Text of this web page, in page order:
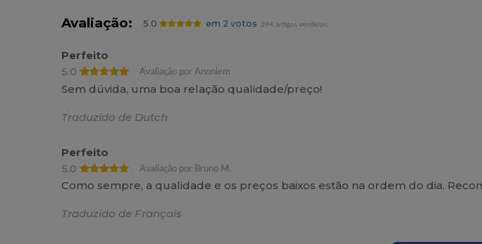
Avaliação: 5.0 em 2 votos 394 artigos vendidos
Perfeito
5.0
Avaliação por Anoniem
Sem dúvida, uma boa relação qualidade/preço!
Traduzido de Dutch
Perfeito
5.0
Avaliação por Bruno M.
Como sempre, a qualidade e os preços baixos estão na ordem do dia.
Traduzido de Français